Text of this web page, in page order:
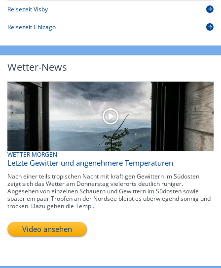
Reisezeit Visby
Reisezeit Chicago
Wetter-News
WETTER MORGEN
Letzte Gewitter und angenehmere Temperaturen
Nach einer teils tropischen Nacht mit kräftigen Gewittern im Südosten
zeigt sich das Wetter am Donnerstag vielerorts deutlich ruhiger.
Abgesehen von einzelnen Schauern und Gewittern im Südosten sowie
später ein paar Tropfen an der Nordsee bleibt es überwiegend sonnig und
trocken. Dazu gehen die Temp...
Video ansehen